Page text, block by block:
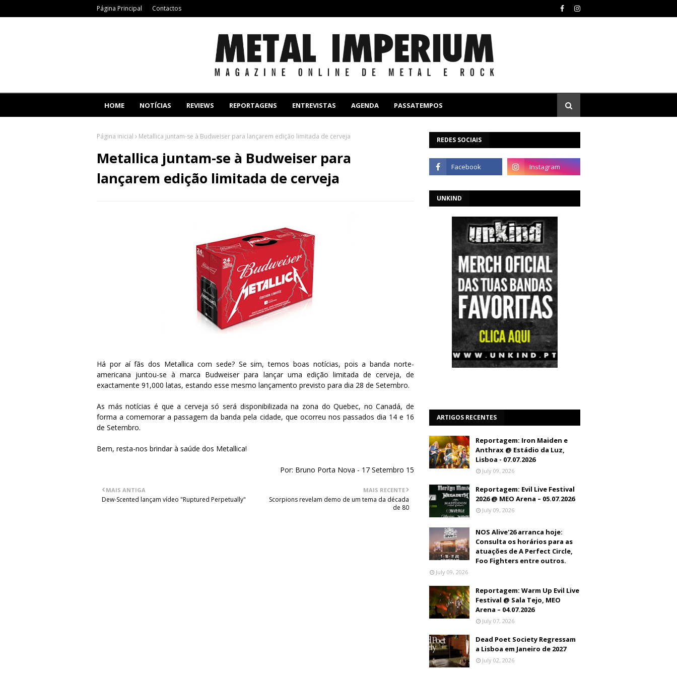
Página Principal Contactos
HOME NOTÍCIAS REVIEWS REPORTAGENS ENTREVISTAS AGENDA PASSATEMPOS
Página inicial Metallica juntam-se à Budweiser para lançarem edição limitada de cerveja
Metallica juntam-se à Budweiser para
lançarem edição limitada de cerveja
Há por aí fãs dos Metallica com sede? Se sim, temos boas notícias, pois a banda norte-
americana juntou-se à marca Budweiser para lançar uma edição limitada de cerveja, de
exactamente 91,000 latas, estando esse mesmo lançamento previsto para dia 28 de Setembro.
As más notícias é que a cerveja só será disponibilizada na zona do Quebec, no Canadá, de
forma a comemorar a passagem da banda pela cidade, que ocorreu nos passados dia 14 e 16
de Setembro.
Bem, resta-nos brindar à saúde dos Metallica!
Por: Bruno Porta Nova - 17 Setembro 15
MAIS RECENTE
Scorpions revelam demo de um tema da década
de 80
MAIS ANTIGA
Dew-Scented lançam vídeo "Ruptured Perpetually"
REDES SOCIAIS
UNKIND
ARTIGOS RECENTES
Reportagem: Iron Maiden e
Anthrax @ Estádio da Luz,
Lisboa - 07.07.2026
July 09, 2026
Reportagem: Evil Live Festival
2026 @ MEO Arena – 05.07.2026
July 09, 2026
NOS Alive'26 arranca hoje:
Consulta os horários para as
atuações de A Perfect Circle,
Foo Fighters entre outros.
July 09, 2026
Reportagem: Warm Up Evil Live
Festival @ Sala Tejo, MEO
Arena – 04.07.2026
July 07, 2026
Dead Poet Society Regressam
a Lisboa em Janeiro de 2027
July 02, 2026